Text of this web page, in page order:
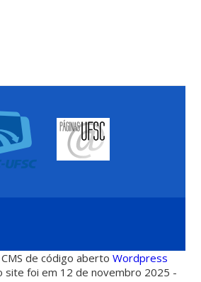
de código abertoWordpress
site foi em 12 de novembro 2025 -